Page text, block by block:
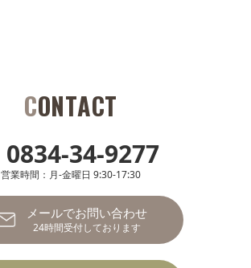
CONTACT
0834-34-9277
営業時間：月-金曜日 9:30-17:30
メールでお問い合わせ
24時間受付しております